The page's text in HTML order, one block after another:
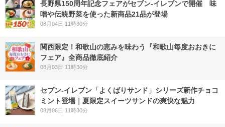
長野県150周年記念フェアがセブン-イレブンで開催 味
噌や伝統野菜を使った新商品21品が登場
08月04日 11時30分
関西限定！和歌山の恵みを味わう『和歌山毎度おおきに
フェア』全商品徹底紹介
08月03日 11時30分
セブン‐イレブン「よくばりサンド」シリーズ新作チョコ
ミント登場｜夏限定スイーツサンドの爽快な魅力
08月06日 11時30分